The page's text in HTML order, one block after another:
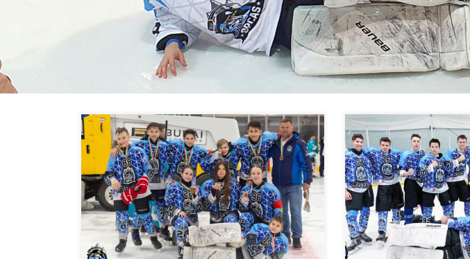
Final Four 2025.03.22. Bronzérmes az U14-es
csapatunk! Első meccsünk sajnos valahol elveszett,
túlságosan rástresszeltek a gyerekek. Ami nem is
csoda, hiszen olyan ellenféllel kellett küzdeniük akik
technikailag is bőven magas szinten játszanak.
Gyermekeink ennek ellenére is tartották a versenyt,
kimagasló játékot hoztak, de sajnos nem sikerült a
Lizards csapatot leküzdeni. […]
The Final Countdown! Az
U18 is az országos
középdöntőben az U18-as
jégpályán várt két kemény
kevesebb tétje volt, mint a
bejutás. A feladat nem volt
számára, mert 2023-ban